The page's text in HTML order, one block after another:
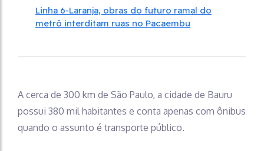
Linha 6-Laranja, obras do futuro ramal do
metrô interditam ruas no Pacaembu
A cerca de 300 km de São Paulo, a cidade de Bauru
possui 380 mil habitantes e conta apenas com ônibus
quando o assunto é transporte público.